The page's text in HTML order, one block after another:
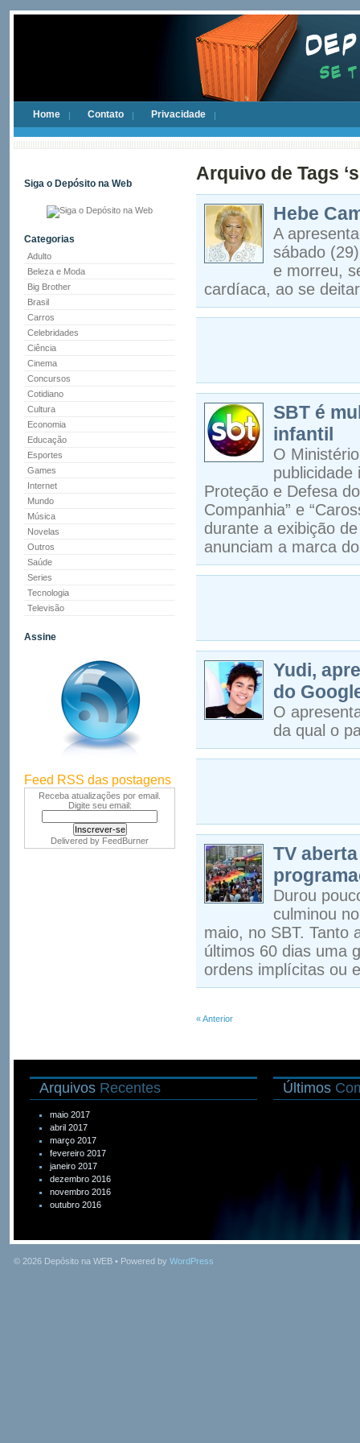
Home Contato Privacidade
Siga o Depósito na Web
Categorias
Adulto
Beleza e Moda
Big Brother
Brasil
Carros
Celebridades
Ciência
Cinema
Concursos
Cotidiano
Cultura
Economia
Educação
Esportes
Games
Internet
Mundo
Música
Novelas
Outros
Saúde
Series
Tecnologia
Televisão
Assine
Feed RSS das postagens
Receba atualizações por email.
Digite seu email:
Delivered by FeedBurner
Arquivo de Tags
Hebe
A
sábado
e morreu,
cardíaca, ao se
SBT é
infantil
O
publicidade
Proteção e Defesa
Companhia” e
durante a exibição
anunciam a marca
Yudi,
do
O
da qual o
TV
Durou
culminou
maio, no SBT. Tanto
últimos 60 dias uma
ordens implícitas ou
« Anterior
Arquivos Recentes
maio 2017
abril 2017
março 2017
fevereiro 2017
janeiro 2017
dezembro 2016
novembro 2016
outubro 2016
Últimos
© 2026 Depósito na WEB • Powered by WordPress